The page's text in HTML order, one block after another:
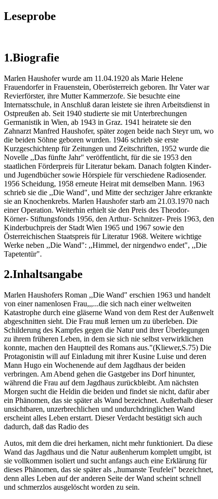
Leseprobe
1.Biografie
Marlen Haushofer wurde am 11.04.1920 als Marie Helene
Frauendorfer in Frauenstein, Oberösterreich geboren. Ihr Vater war
Revierförster, ihre Mutter Kammerzofe. Sie besuchte eine
Internatsschule, in Anschluß daran leistete sie ihren Arbeitsdienst in
Ostpreußen ab. Seit 1940 studierte sie mit Unterbrechungen
Germanistik in Wien, ab 1943 in Graz. 1941 heiratete sie den
Zahnarzt Manfred Haushofer, später zogen beide nach Steyr um, wo
die beiden Söhne geboren wurden. 1946 schrieb sie erste
Kurzgeschichtenp für Zeitungen und Zeitschriften, 1952 wurde die
Novelle ,,Das fünfte Jahr" veröffentlicht, für die sie 1953 den
staatlichen Förderpreis für Literatur bekam. Danach folgten Kinder-
und Jugendbücher sowie Hörspiele für verschiedene Radiosender.
1956 Scheidung, 1958 erneute Heirat mit demselben Mann. 1963
schrieb sie die ,,Die Wand", und Mitte der sechziger Jahre erkrankte
sie an Knochenkrebs. Marlen Haushofer starb am 21.03.1970 nach
einer Operation. Weiterhin erhielt sie den Preis des Theodor-
Körner- Stiftungsfonds 1956, den Arthur- Schnitzer- Preis 1963, den
Kinderbuchpreis der Stadt Wien 1965 und 1967 sowie den
Österreichischen Staatspreis für Literatur 1968. Weitere wichtige
Werke neben ,,Die Wand": ,,Himmel, der nirgendwo endet", ,,Die
Tapetentür".
2.Inhaltsangabe
Marlen Haushofers Roman ,,Die Wand" erschien 1963 und handelt
von einer namenlosen Frau,,,...die sich nach einer weltweiten
Katastrophe durch eine gläserne Wand von dem Rest der Außenwelt
abgeschnitten sieht. Die Frau muß lernen um zu überleben. Die
Schilderung des Kampfes gegen die Natur und ihrer Überlegungen
zu ihrem früheren Leben, in dem sie sich nie selbst verwirklichen
konnte, machen den Hauptteil des Romans aus."(Kliewer,S.75) Die
Protagonistin will auf Einladung mit ihrer Kusine Luise und deren
Mann Hugo ein Wochenende auf dem Jagdhaus der beiden
verbringen. Am Abend gehen die Gastgeber ins Dorf hinunter,
während die Frau auf dem Jagdhaus zurückbleibt. Am nächsten
Morgen sucht die Heldin die beiden und findet sie nicht, dafür aber
ein Phänomen, das sie später als Wand bezeichnet. Außerhalb dieser
unsichtbaren, unzerbrechlichen und undurchdringlichen Wand
erscheint alles Leben erstarrt. Dieser Verdacht bestätigt sich auch
dadurch, daß das Radio des
Autos, mit dem die drei herkamen, nicht mehr funktioniert. Da diese
Wand das Jagdhaus und die Natur außenherum komplett umgibt, ist
sie vollkommen isoliert und sucht anfangs auch eine Erklärung für
dieses Phänomen, das sie später als ,,humanste Teufelei" bezeichnet,
denn alles Leben auf der anderen Seite der Wand scheint schnell
und schmerzlos ausgelöscht worden zu sein.